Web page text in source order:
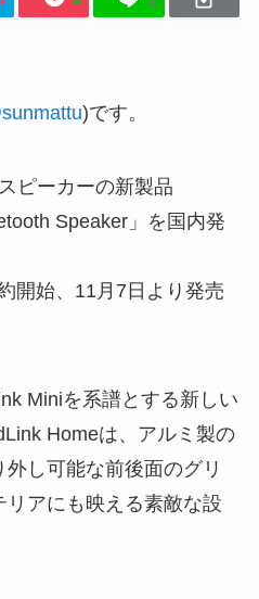
)です。
ピーカーの新製品
Speaker」を国内発
開始、11月7日より発売
Miniを系譜とする新しい
Homeは、アルミ製の
し可能な前後面のグリ
アにも映える素敵な設